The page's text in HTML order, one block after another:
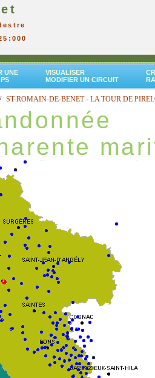
UNE
VISUALISER
MODIFIER UN CIRCUIT
ST-ROMAIN-DE-BENET - LA TOUR DE